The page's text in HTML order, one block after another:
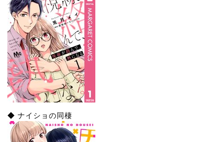
◆ ナイショの同棲